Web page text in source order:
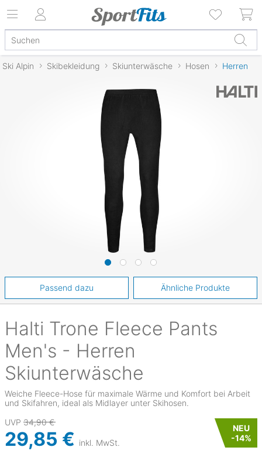
Ski Alpin Skibekleidung Skiunterwäsche Hosen Herren
Halti Trone Fleece Pants
Men's - Herren
Skiunterwäsche
Weiche Fleece-Hose für maximale Wärme und Komfort bei Arbeit
und Skifahren, ideal als Midlayer unter Skihosen.
UVP 34,90 €
29,85 € inkl. MwSt.
NEU
-14%
Passend dazu Ähnliche Produkte